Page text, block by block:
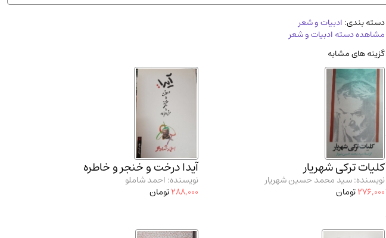
دسته بندی: ادبیات و شعر
مشاهده دسته ادبیات و شعر
گزینه های مشابه
کلیات ترکی شهریار
نویسنده: سید محمد حسین شهریار
276,000تومان
آیدا درخت و خنجر و خاطره
نویسنده: احمد شاملو
288,000تومان